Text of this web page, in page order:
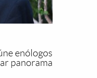
enólogos
panorama